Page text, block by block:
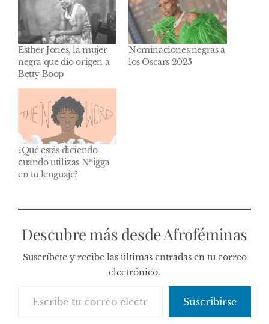
Esther Jones, la mujer
negra que dio origen a
Betty Boop
Nominaciones negras a
los Oscars 2025
¿Qué estás diciendo
cuando utilizas N*igga
en tu lenguaje?
Descubre más desde Afroféminas
Suscríbete y recibe las últimas entradas en tu correo
electrónico.
Suscribirse